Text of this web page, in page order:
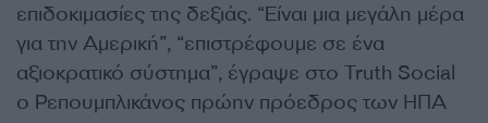
επιδοκιμασίες της δεξιάς. “Είναι μια μεγάλη μέρα
για την Αμερική”, “επιστρέφουμε σε ένα
αξιοκρατικό σύστημα”, έγραψε στο Truth Social
ο Ρεπουμπλικάνος πρώην πρόεδρος των ΗΠΑ